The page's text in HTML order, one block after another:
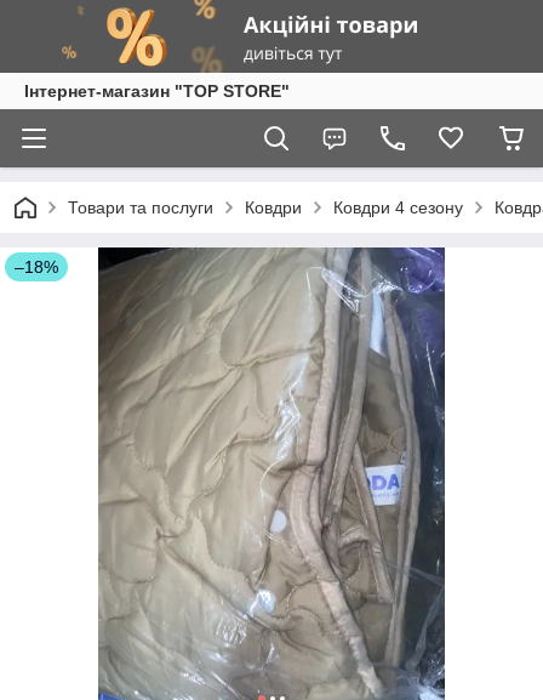
Інтернет-магазин "TOP STORE"
Товари та послуги Ковдри Ковдри 4 сезону
–18%